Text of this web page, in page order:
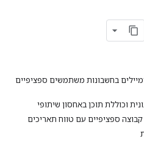
בחשבונות משתמשים ספציפיים
ספציפיים עם טווח תאריכים